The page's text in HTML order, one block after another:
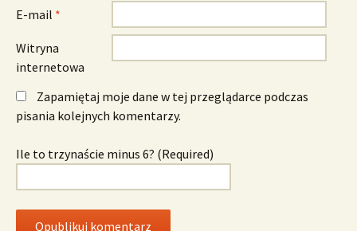
E-mail *
Witryna
internetowa
Zapamiętaj moje dane w tej przeglądarce podczas
pisania kolejnych komentarzy.
Ile to trzynaście minus 6? (Required)